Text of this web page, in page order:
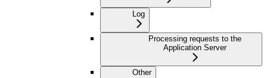
Log
Processing requests to the
Application Server
Other